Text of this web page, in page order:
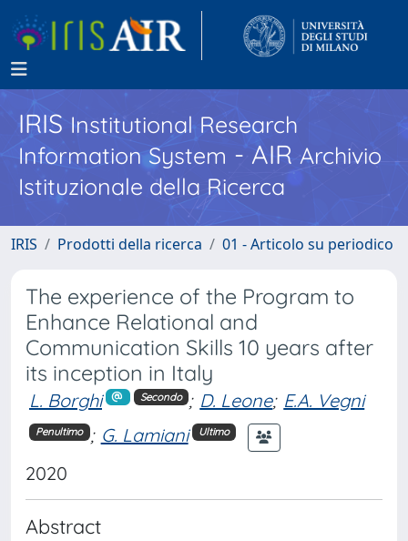
IRISInstitutional Research
Information System - AIR Archivio
Istituzionale della Ricerca
IRIS Prodotti della ricerca 01 - Articolo su periodico
The experience of the Program to
Enhance Relational and
Communication Skills 10 years after
its inception in Italy
L. Borghi Secondo ; D. Leone; E.A. Vegni
Penultimo ; G. Lamiani Ultimo
2020
Abstract